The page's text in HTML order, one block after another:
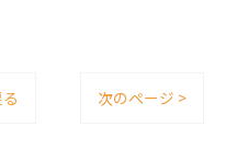
次のページ >